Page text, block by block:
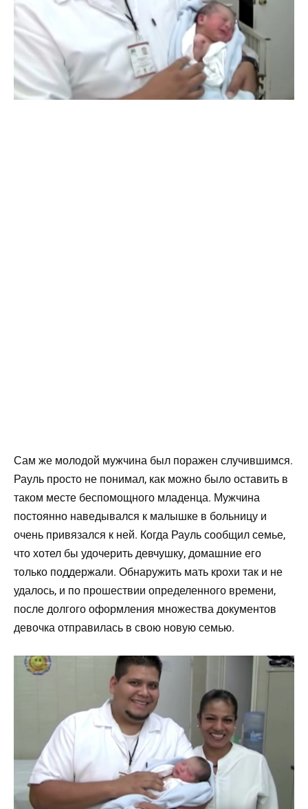
Сам же молодой мужчина был поражен случившимся.
Рауль просто не понимал, как можно было оставить в
таком месте беспомощного младенца. Мужчина
постоянно наведывался к малышке в больницу и
очень привязался к ней. Когда Рауль сообщил семье,
что хотел бы удочерить девчушку, домашние его
только поддержали. Обнаружить мать крохи так и не
удалось, и по прошествии определенного времени,
после долгого оформления множества документов
девочка отправилась в свою новую семью.